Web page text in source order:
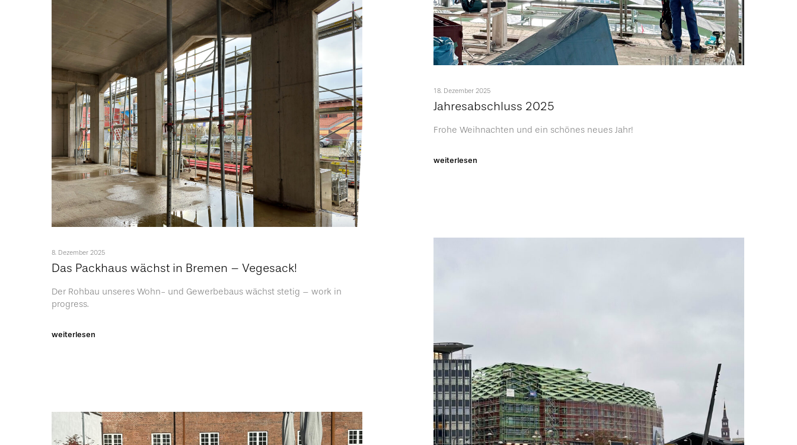
18. Dezember 2025
Jahresabschluss 2025
Frohe Weihnachten und ein schönes neues Jahr!
weiterlesen
8. Dezember 2025
Das Packhaus wächst in Bremen – Vegesack!
Der Rohbau unseres Wohn- und Gewerbebaus wächst stetig – work in
progress.
weiterlesen